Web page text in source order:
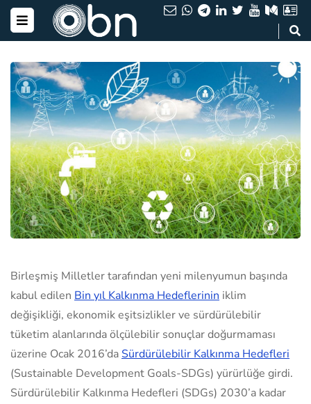
Birleşmiş Milletler tarafından yeni milenyumun başında
kabul edilen Bin yıl Kalkınma Hedeflerinin iklim
değişikliği, ekonomik eşitsizlikler ve sürdürülebilir
tüketim alanlarında ölçülebilir sonuçlar doğurmaması
üzerine Ocak 2016’daSürdürülebilir Kalkınma Hedefleri
(Sustainable Development Goals-SDGs) yürürlüğe girdi.
Sürdürülebilir Kalkınma Hedefleri (SDGs) 2030’a kadar